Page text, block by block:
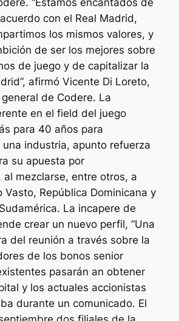
“Estamos encantados de
con el Real Madrid,
los mismos valores, y
de ser los mejores sobre
de juego y de capitalizar la
afirmó Vicente Di Loreto,
de Codere. La
en el field del juego
para 40 años para
industria, apunto refuerza
su apuesta por
al mezclarse, entre otros, a
Vasto, República Dominicana y
La incapere de
crear un nuevo perfil, “Una
del reunión a través sobre la
de los bonos senior
pasarán an obtener
y los actuales accionistas
durante un comunicado. El